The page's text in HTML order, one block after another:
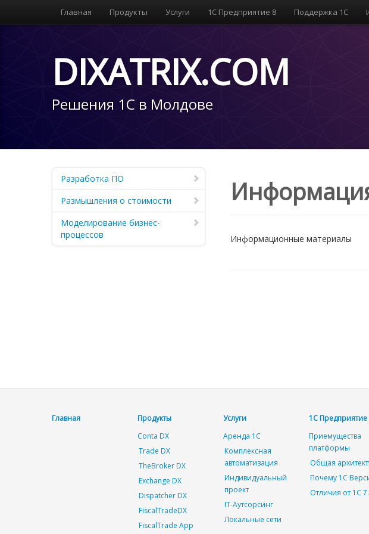
Главная Продукты Услуги 1С Предприятие 8 Поддержка 1С
DIXATRIX.COM
Решения 1С в Молдове
Разработка ПО
Размышления о стоимости
Моделирование бизнес-
процессов
Информационные материалы
Главная
Продукты
Conta DX
Trade DX
TheBroker DX
Exchange DX
Dispatcher DX
FiscalTradeDX
FiscalTrade App
Услуги
Аренда 1С
Комплексная
автоматизация
Индивидуальный
проект
IT-Аутсорсинг
Локальные сети
1С Предприятие
Приемущества
платформы
Общая
Почему 1С
Отличия от 1C